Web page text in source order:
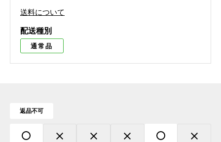
送料について
配送種別
通常品
返品不可